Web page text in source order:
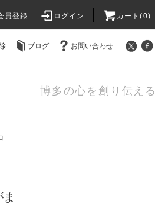
員登録 ログイン カート(0)
ブログ お問い合わせ
博多の心を創り伝える